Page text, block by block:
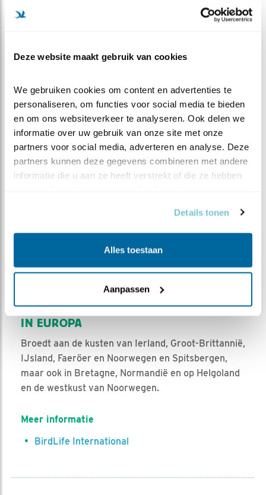
Deze website maakt gebruik van cookies
We gebruiken cookies om content en advertenties te
personaliseren, om functies voor social media te bieden
en om ons websiteverkeer te analyseren. Ook delen we
informatie over uw gebruik van onze site met onze
partners voor social media, adverteren en analyse. Deze
partners kunnen deze gegevens combineren met andere
informatie die u aan ze heeft verstrekt of die ze hebben
Details tonen
Alles toestaan
Aanpassen
Waarneming.nl
wind. Vooral in de herfst; september is de beste
IN EUROPA
Broedt aan de kusten van Ierland, Groot-Brittannië,
IJsland, Faeröer en Noorwegen en Spitsbergen,
maar ook in Bretagne, Normandië en op Helgoland
en de westkust van Noorwegen.
Meer informatie
BirdLife International